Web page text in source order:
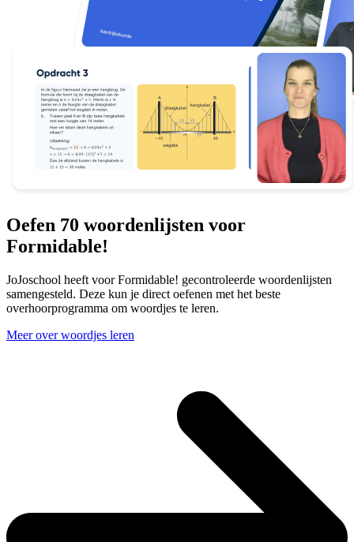
Oefen 70 woordenlijsten voor
Formidable!
JoJoschool heeft voor Formidable! gecontroleerde woordenlijsten
samengesteld. Deze kun je direct oefenen met het beste
overhoorprogramma om woordjes te leren.
Meer over woordjes leren